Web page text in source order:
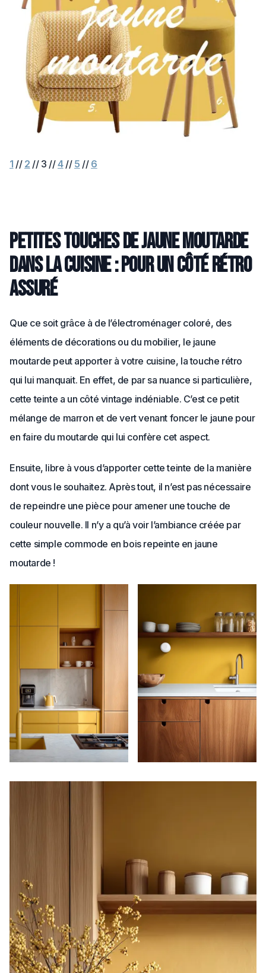
1 // 2 // 3 //4// 5 // 6
Petites touches de jaune moutarde
dans la cuisine : pour un côté rétro
assuré
Que ce soit grâce à de l’électroménager coloré, des
éléments de décorations ou du mobilier, le jaune
moutarde peut apporter à votre cuisine, la touche rétro
qui lui manquait. En effet, de par sa nuance si particulière,
cette teinte a un côté vintage indéniable. C’est ce petit
mélange de marron et de vert venant foncer le jaune pour
en faire du moutarde qui lui confère cet aspect.
Ensuite, libre à vous d’apporter cette teinte de la manière
dont vous le souhaitez. Après tout, il n’est pas nécessaire
de repeindre une pièce pour amener une touche de
couleur nouvelle. Il n’y a qu’à voir l’ambiance créée par
cette simple commode en bois repeinte en jaune
moutarde !